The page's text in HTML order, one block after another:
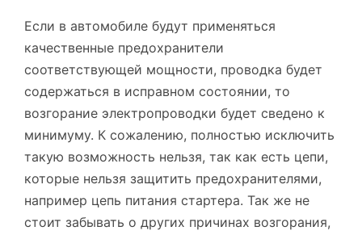
Если в автомобиле будут применяться
качественные предохранители
соответствующей мощности, проводка будет
содержаться в исправном состоянии, то
возгорание электропроводки будет сведено к
минимуму. К сожалению, полностью исключить
такую возможность нельзя, так как есть цепи,
которые нельзя защитить предохранителями,
например цепь питания стартера. Так же не
стоит забывать о других причинах возгорания,